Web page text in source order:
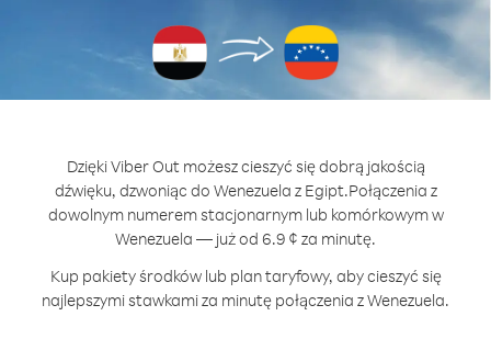
Dzięki Viber Out możesz cieszyć się dobrą jakością
dźwięku, dzwoniąc do Wenezuela z Egipt.Połączenia z
dowolnym numerem stacjonarnym lub komórkowym w
Wenezuela — już od 6.9 ¢ za minutę.
Kup pakiety środków lub plan taryfowy, aby cieszyć się
najlepszymi stawkami za minutę połączenia z Wenezuela.